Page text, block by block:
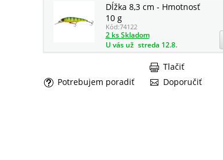
Dĺžka 8,3 cm - Hmotnosť
10 g
Kód:74122
2 ks Skladom
U vás už streda 12.8.
Potrebujem poradiť
Doporučiť
Tlačiť